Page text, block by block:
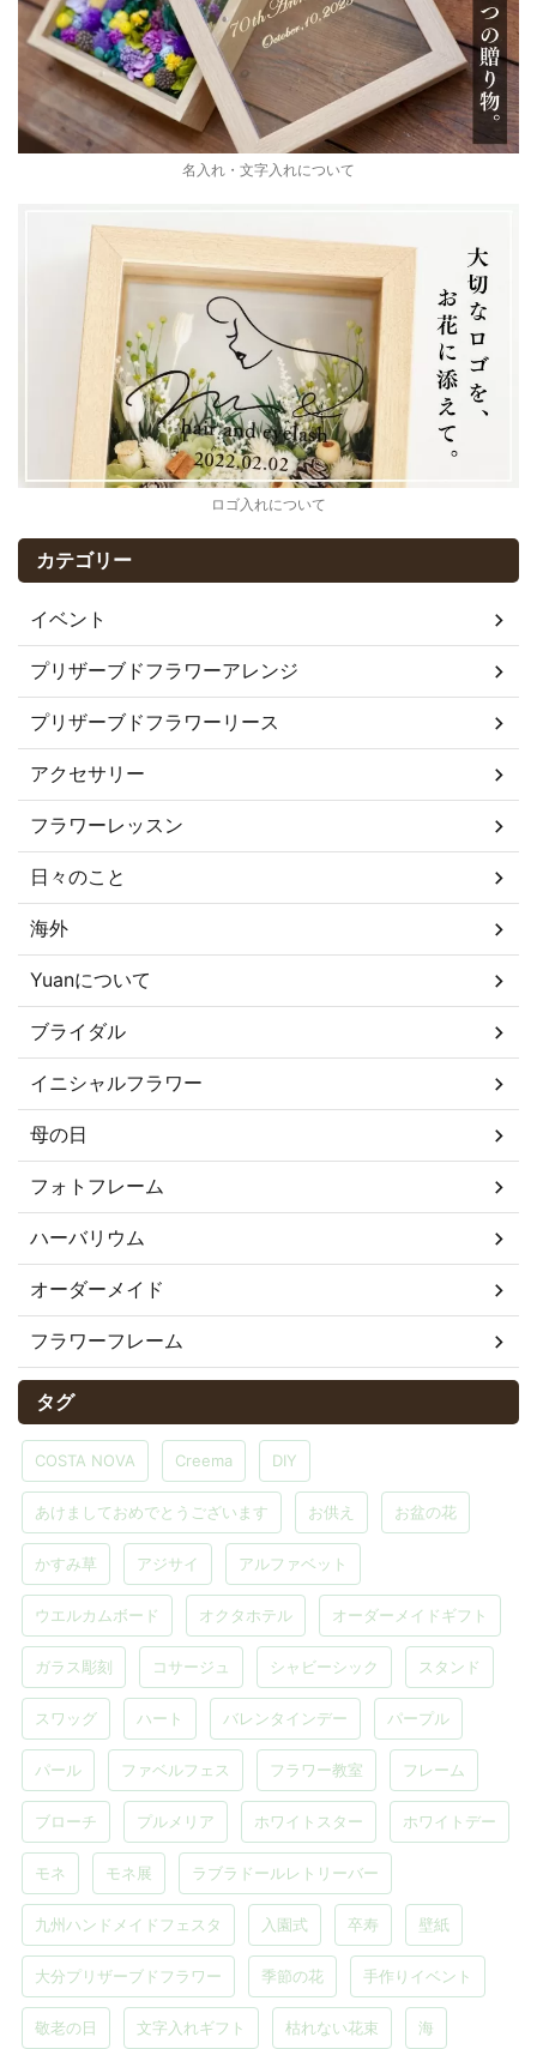
名入れ・文字入れについて
ロゴ入れについて
カテゴリー
イベント
プリザーブドフラワーアレンジ
プリザーブドフラワーリース
アクセサリー
フラワーレッスン
日々のこと
海外
Yuanについて
ブライダル
イニシャルフラワー
母の日
フォトフレーム
ハーバリウム
オーダーメイド
フラワーフレーム
タグ
COSTA NOVA Creema DIY
あけましておめでとうございます お供え お盆の花
かすみ草 アジサイ アルファベット
ウエルカムボード オクタホテル オーダーメイドギフト
ガラス彫刻 コサージュ シャビーシック スタンド
スワッグ ハート バレンタインデー パープル
パール ファベルフェス フラワー教室 フレーム
ブローチ プルメリア ホワイトスター ホワイトデー
モネ モネ展 ラブラドールレトリーバー
九州ハンドメイドフェスタ 入園式 卒寿 壁紙
大分プリザーブドフラワー 季節の花 手作りイベント
敬老の日 文字入れギフト 枯れない花束 海